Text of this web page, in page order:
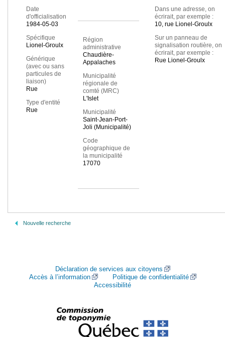
Date
d'officialisation
1984-05-03
Spécifique
Lionel-Groulx
Générique
(avec ou sans
particules de
liaison)
Rue
Type d'entité
Rue
Région
administrative
Chaudière-
Appalaches
Municipalité
régionale de
comté (MRC)
L'Islet
Municipalité
Saint-Jean-Port-
Joli (Municipalité)
Code
géographique de
la municipalité
17070
Dans une adresse, on
écrirait, par exemple :
10, rue Lionel-Groulx
Sur un panneau de
signalisation routière, on
écrirait, par exemple :
Rue Lionel-Groulx
Nouvelle recherche
Déclaration de services aux citoyens
Accès à l’information
Politique de confidentialité
Accessibilité